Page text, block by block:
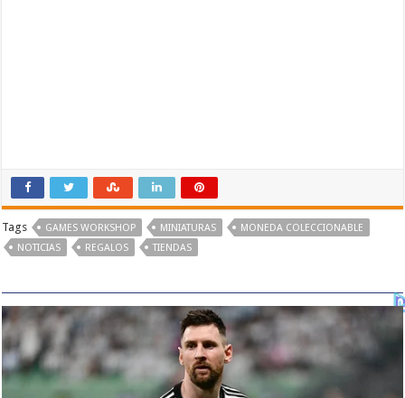
Tags GAMES WORKSHOP MINIATURAS
MONEDA COLECCIONABLE
NOTICIAS
REGALOS TIENDAS